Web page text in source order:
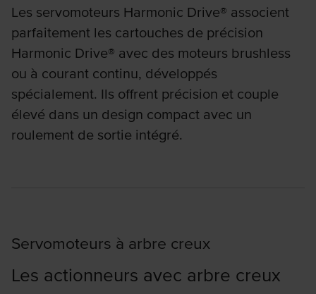
Les servomoteurs Harmonic Drive® associent
parfaitement les cartouches de précision
Harmonic Drive® avec des moteurs brushless
ou à courant continu, développés
spécialement. Ils offrent précision et couple
élevé dans un design compact avec un
roulement de sortie intégré.
Servomoteurs à arbre creux
Les actionneurs avec arbre creux